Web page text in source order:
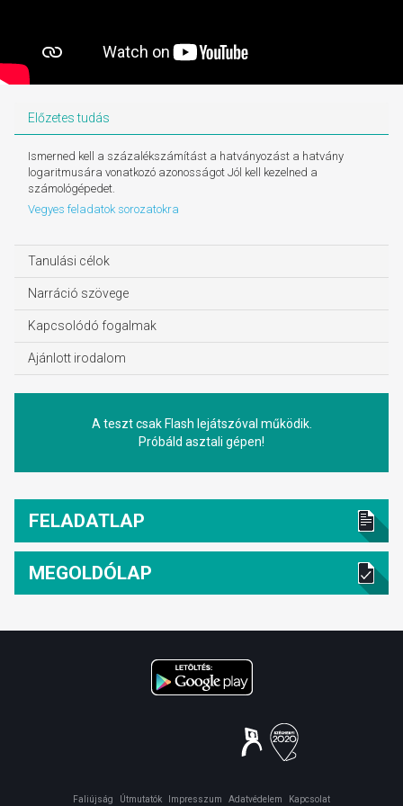
Előzetes tudás
Ismerned kell a százalékszámítást a hatványozást a hatvány
logaritmusára vonatkozó azonosságot Jól kell kezelned a
számológépedet.
Vegyes feladatok sorozatokra
Tanulási célok
Narráció szövege
Kapcsolódó fogalmak
Ajánlott irodalom
A teszt csak Flash lejátszóval működik.
Próbáld asztali gépen!
FELADATLAP
MEGOLDÓLAP
Faliújság Útmutatók Impresszum Adatvédelem Kapcsolat